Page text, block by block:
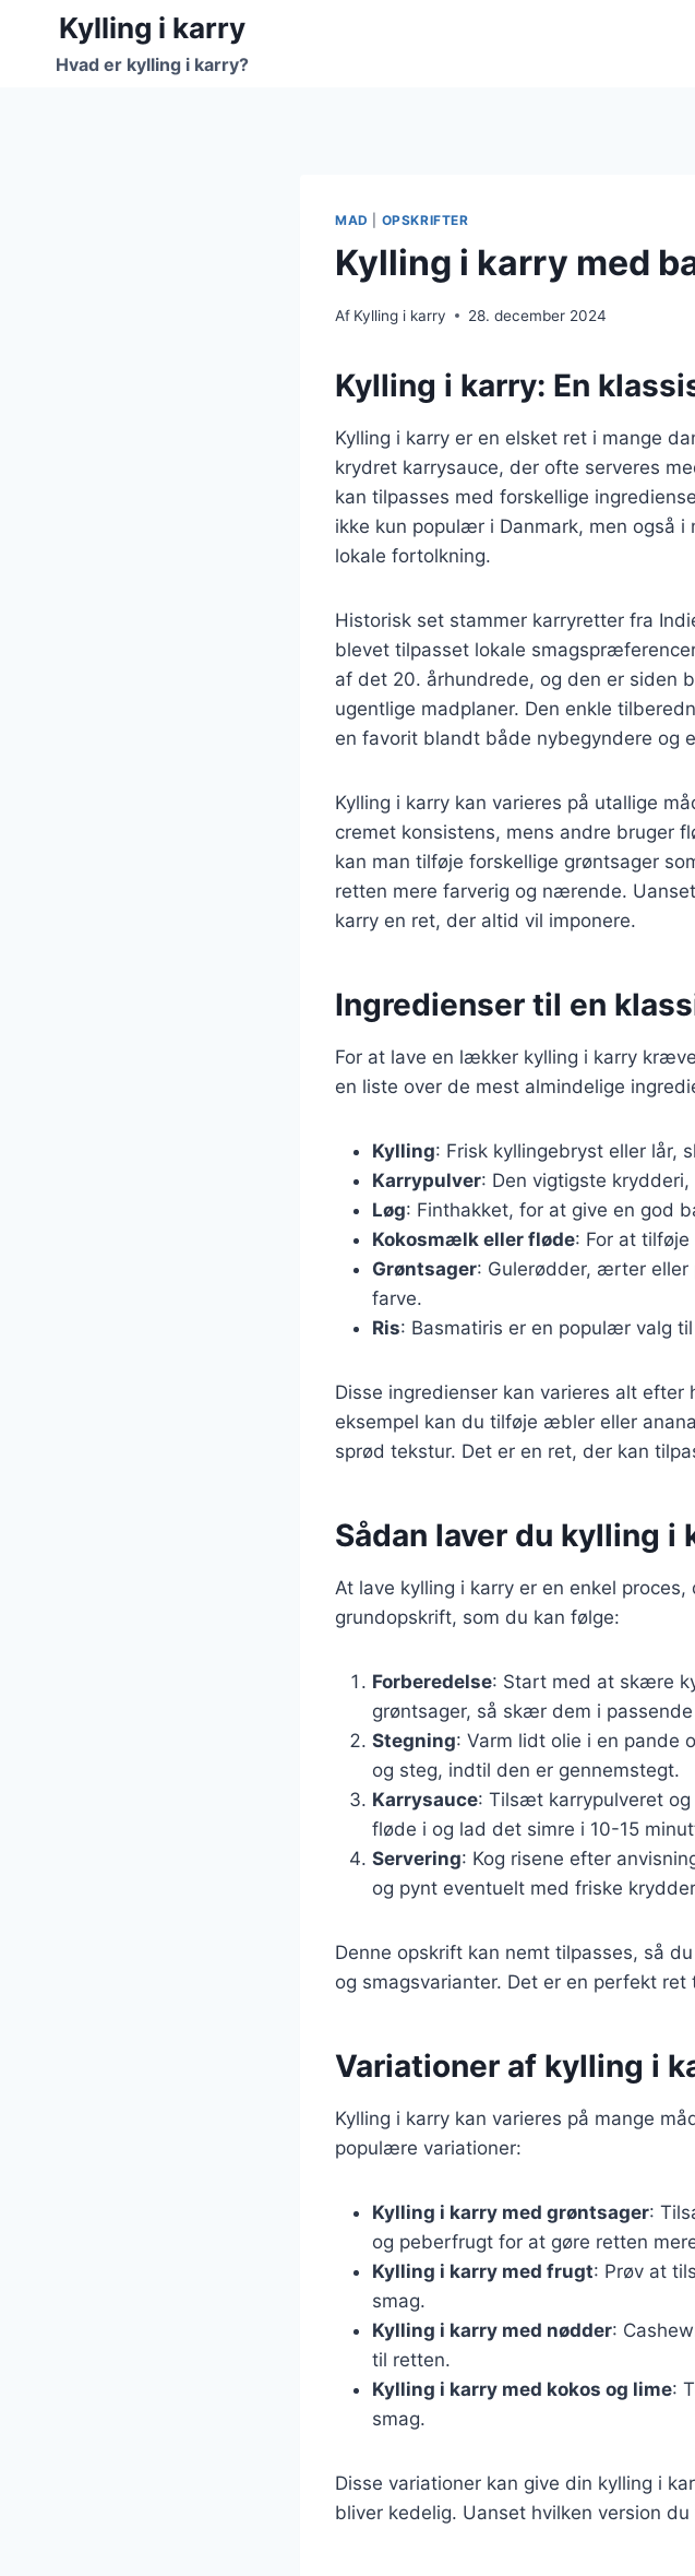
Fortsæt
indhold
Kylling i karry
Hvad er kylling i karry?
MAD OPSKRIFTER
Kylling i karry med
Af Kylling i karry 28. december 2024
Kylling i karry: En
Kylling i karry er en elsket ret i mange
krydret karrysauce, der ofte serveres
kan tilpasses med forskellige
ikke kun populær i Danmark, men også
lokale fortolkning.
Historisk set stammer karryretter fra
blevet tilpasset lokale
af det 20. århundrede, og den er siden
ugentlige madplaner. Den enkle
en favorit blandt både nybegyndere og
Kylling i karry kan varieres på utallige
cremet konsistens, mens andre bruger
kan man tilføje forskellige grøntsager
retten mere farverig og nærende.
karry en ret, der altid vil imponere.
Ingredienser til en
For at lave en lækker kylling i karry
en liste over de mest almindelige
Kylling: Frisk kyllingebryst eller lår,
Karrypulver: Den vigtigste
Løg: Finthakket, for at give en god
Kokosmælk eller fløde: For at
Grøntsager: Gulerødder, ærter
farve.
Ris: Basmatiris er en populær valg
Disse ingredienser kan varieres alt
eksempel kan du tilføje æbler eller
sprød tekstur. Det er en ret, der kan
Sådan laver du kylling i
At lave kylling i karry er en enkel
grundopskrift, som du kan følge:
Forberedelse: Start med at skære
grøntsager, så skær dem i
Stegning: Varm lidt olie i en pande
og steg, indtil den er gennemstegt.
Karrysauce: Tilsæt karrypulveret
fløde i og lad det simre i 10-15
Servering: Kog risene efter
og pynt eventuelt med friske
Denne opskrift kan nemt tilpasses, så
og smagsvarianter. Det er en perfekt
Variationer af kylling i
Kylling i karry kan varieres på mange
populære variationer:
Kylling i karry med grøntsager:
og peberfrugt for at gøre retten
Kylling i karry med frugt: Prøv at
smag.
Kylling i karry med nødder:
til retten.
Kylling i karry med kokos og lime:
smag.
Disse variationer kan give din kylling i
bliver kedelig. Uanset hvilken version